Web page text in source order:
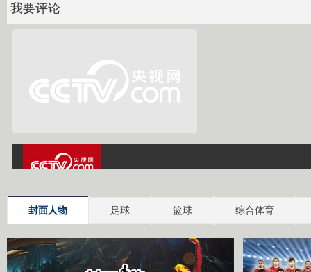
我要评论
封面人物 足球 篮球 综合体育